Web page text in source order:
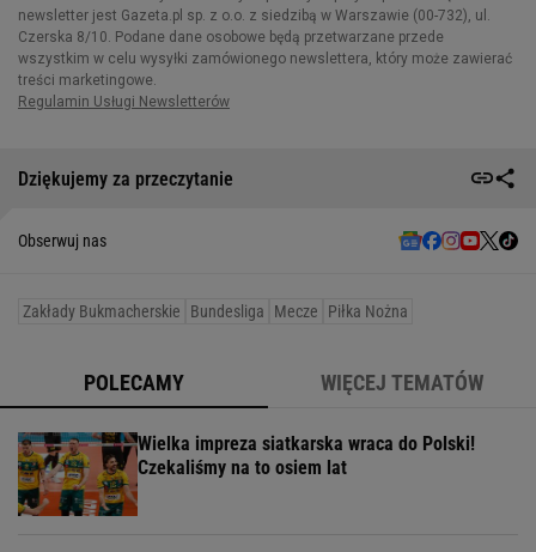
Dziękujemy za przeczytanie
Obserwuj nas
Zakłady Bukmacherskie Bundesliga Mecze Piłka Nożna
POLECAMY WIĘCEJ TEMATÓW
Wielka impreza siatkarska wraca do Polski!
Czekaliśmy na to osiem lat